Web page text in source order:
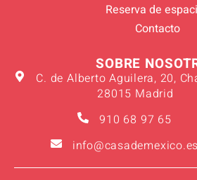
Reserva de
Contacto
SOBRE
C. de Alberto Aguilera, 20,
28015 Madrid
910 68 97 65
info@casademexico.es